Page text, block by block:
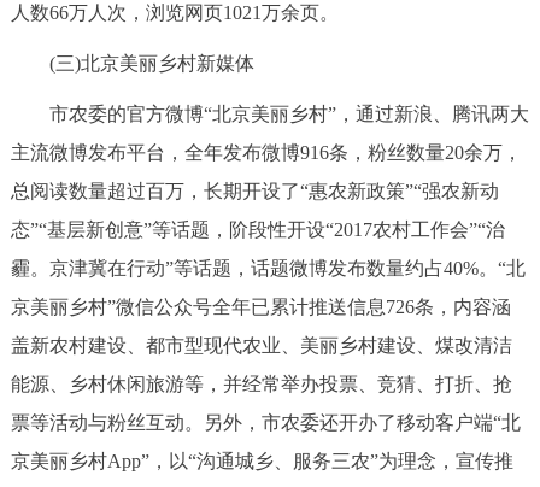
人数66万人次，浏览网页1021万余页。
(三)北京美丽乡村新媒体
市农委的官方微博“北京美丽乡村”，通过新浪、腾讯两大
主流微博发布平台，全年发布微博916条，粉丝数量20余万，
总阅读数量超过百万，长期开设了“惠农新政策”“强农新动
态”“基层新创意”等话题，阶段性开设“2017农村工作会”“治
霾。京津冀在行动”等话题，话题微博发布数量约占40%。“北
京美丽乡村”微信公众号全年已累计推送信息726条，内容涵
盖新农村建设、都市型现代农业、美丽乡村建设、煤改清洁
能源、乡村休闲旅游等，并经常举办投票、竞猜、打折、抢
票等活动与粉丝互动。另外，市农委还开办了移动客户端“北
京美丽乡村App”，以“沟通城乡、服务三农”为理念，宣传推